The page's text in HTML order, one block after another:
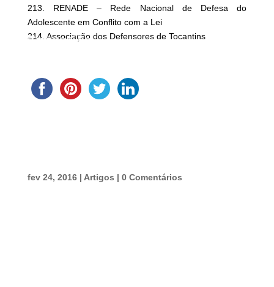
213. RENADE – Rede Nacional de Defesa do
Adolescente em Conflito com a Lei
214. Associação dos Defensores de Tocantins
Compartilhe
fev 24, 2016| Artigos | 0 Comentários